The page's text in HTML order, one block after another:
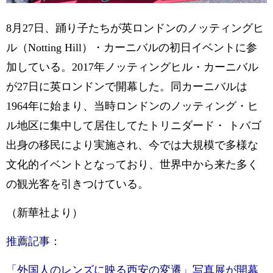
8月27日、踊り子たちが英ロンドンのノッティングヒ
ル（Notting Hill）・カーニバルの初日イベントに参
加している。2017年ノッティングヒル・カーニバル
が27日に英ロンドンで開幕した。同カーニバルは
1964年に始まり、当時ロンドンのノッティング・ヒ
ル地区に集中して居住してたトリニダード・ トバゴ
出身の移民により実施され、今では大規模で多様な
文化的イベントとなっており、世界中から来た多く
の観光客を引きつけている。
（新華社より）
推薦記事：
「外国人のレンズに映る西安の変遷」写真展が開幕